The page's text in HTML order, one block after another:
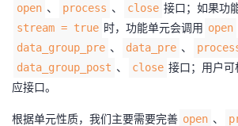
open 、 process 、 close 接口；如果功
stream = true 时，功能单元会调用 open
data_group_pre 、 data_pre 、
data_group_post 、 close 接口；用户
应接口。
根据单元性质，我们主要需要完善 open 、